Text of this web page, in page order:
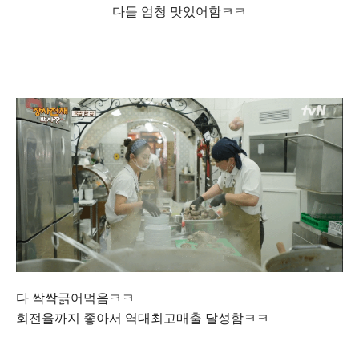
다들 엄청 맛있어함ㅋㅋ
다 싹싹긁어먹음ㅋㅋ
회전율까지 좋아서 역대최고매출 달성함ㅋㅋ